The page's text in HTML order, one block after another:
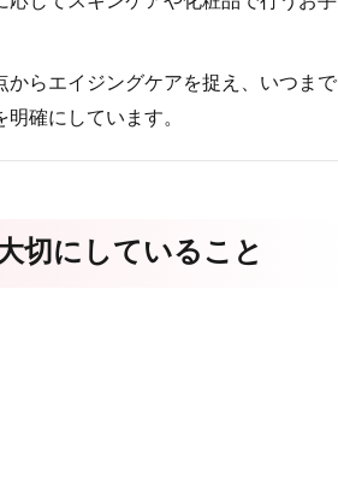
からエイジングケアを捉え、いつまで
確にしています。
切にしていること